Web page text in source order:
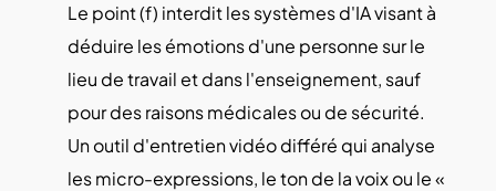
Le point (f) interdit les systèmes d'IA visant à
déduire les émotions d'une personne sur le
lieu de travail et dans l'enseignement, sauf
pour des raisons médicales ou de sécurité.
Un outil d'entretien vidéo différé qui analyse
les micro-expressions, le ton de la voix ou le «